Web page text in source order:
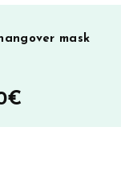
mask
€Nykyinen
hinta